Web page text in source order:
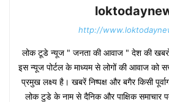
http://
लोक टूडे न्यूज " जनता की आवाज " देश की खबरों
इस न्यूज पोर्टल के माध्यम से लोगों की आवाज को
प्रमुख लक्ष्य है। खबरें निष्पक्ष और बगैर किसी
लोक टुडे के नाम से दैनिक और पाक्षिक समाचार